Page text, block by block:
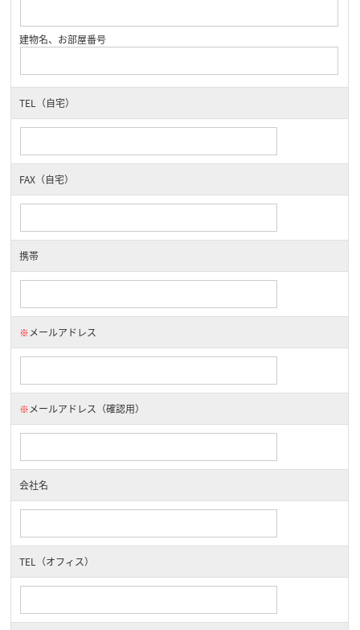
建物名、お部屋番号
TEL（自宅）
FAX（自宅）
携帯
※メールアドレス
※メールアドレス（確認用）
会社名
TEL（オフィス）